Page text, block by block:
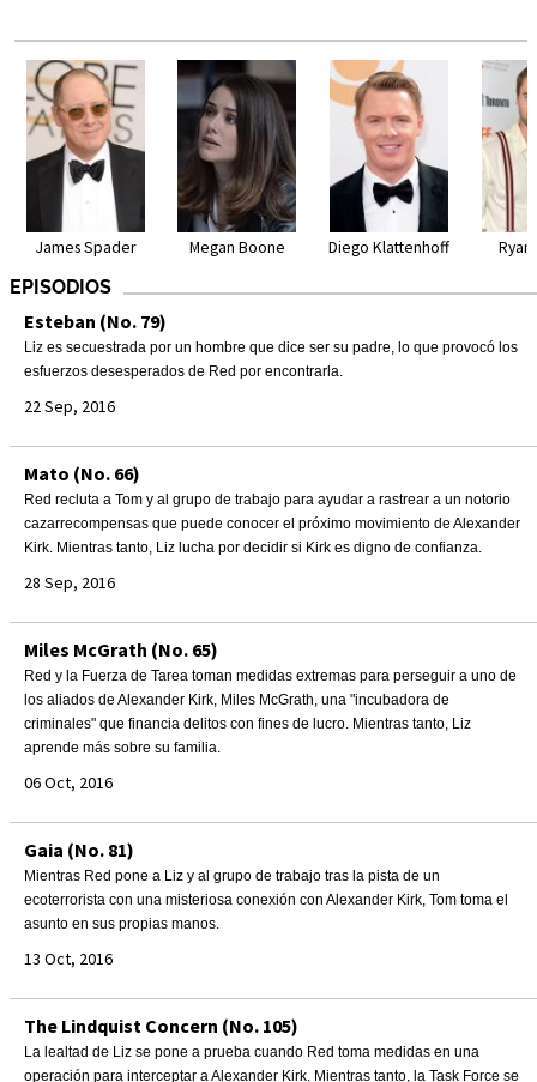
James Spader Megan Boone Diego Klattenhoff Ryan
EPISODIOS
Esteban (No. 79)
Liz es secuestrada por un hombre que dice ser su padre, lo que provocó los
esfuerzos desesperados de Red por encontrarla.
22 Sep, 2016
Mato (No. 66)
Red recluta a Tom y al grupo de trabajo para ayudar a rastrear a un notorio
cazarrecompensas que puede conocer el próximo movimiento de Alexander
Kirk. Mientras tanto, Liz lucha por decidir si Kirk es digno de confianza.
28 Sep, 2016
Miles McGrath (No. 65)
Red y la Fuerza de Tarea toman medidas extremas para perseguir a uno de
los aliados de Alexander Kirk, Miles McGrath, una "incubadora de
criminales" que financia delitos con fines de lucro. Mientras tanto, Liz
aprende más sobre su familia.
06 Oct, 2016
Gaia (No. 81)
Mientras Red pone a Liz y al grupo de trabajo tras la pista de un
ecoterrorista con una misteriosa conexión con Alexander Kirk, Tom toma el
asunto en sus propias manos.
13 Oct, 2016
The Lindquist Concern (No. 105)
La lealtad de Liz se pone a prueba cuando Red toma medidas en una
operación para interceptar a Alexander Kirk. Mientras tanto, la Task Force se